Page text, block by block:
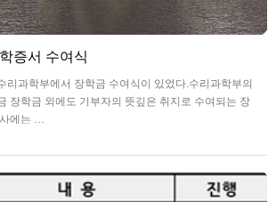
증서 수여식
리과학부에서 장학금 수여식이 있었다.수리과학부의
장학금 외에도 기부자의 뜻깊은 취지로 수여되는 장
에는 …